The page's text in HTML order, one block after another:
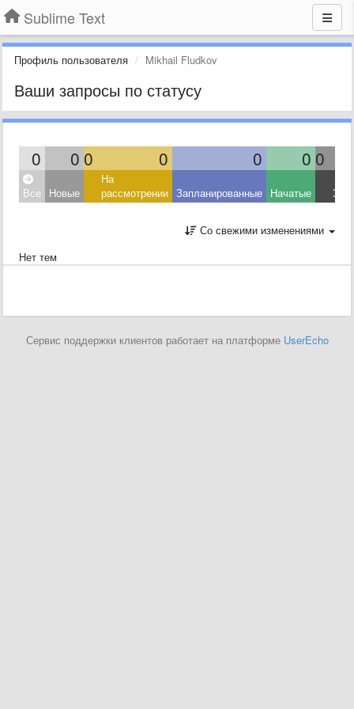
Sublime Text
Профиль пользователя Mikhail Fludkov
Ваши запросы по статусу
0 0 0 0 0 0 0
Все Новые
На
рассмотрении Запланированные Начатые
Со свежими изменениями
Нет тем
Сервис поддержки клиентов работает на платформе UserEcho